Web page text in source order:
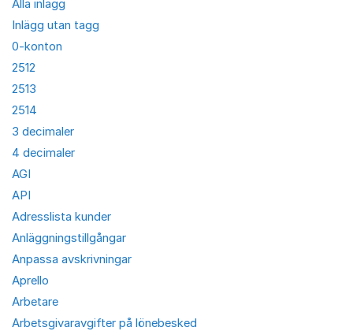
Alla inlägg
Inlägg utan tagg
0-konton
2512
2513
2514
3 decimaler
4 decimaler
AGI
API
Adresslista kunder
Anläggningstillgångar
Anpassa avskrivningar
Aprello
Arbetare
Arbetsgivaravgifter på lönebesked